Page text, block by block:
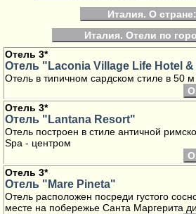
Италия. О стране:
Италия. Отели по
Отель 3*
Отель "Laconia Village Life Hotel &
Отель в типичном сардском стиле в 50
Отель 3*
Отель "Lantana Resort"
Отель построен в стиле античной
Spa - центром
Отель 3*
Отель "Mare Pineta"
Отель расположен посреди густого
месте на побережье Санта Маргерита